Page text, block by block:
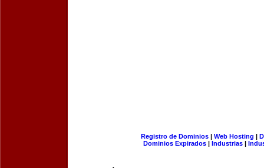
Registro de Dominios| Web Hosting |
Dominios Expirados | Industrias |